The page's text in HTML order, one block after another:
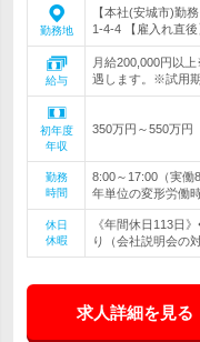
勤務地
【本社(安城市)勤
1-4-4 【雇入れ直
給与
月給200,000円以
遇します。※試用
初年度
年収
350万円～550万円
勤務
時間
8:00～17:00（実
年単位の変形労働
休日
休暇
《年間休日113日
り（会社説明会の
求人詳細を見る